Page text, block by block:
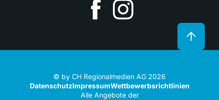
© by CH Regionalmedien AG 2026
DatenschutzImpressumWettbewerbsrichtlinien
Alle Angebote der